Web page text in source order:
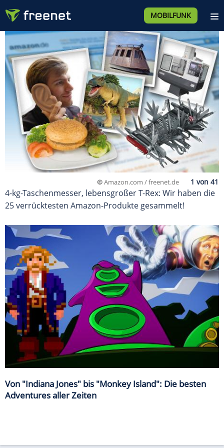
MOBILFUNK
©Amazon.com / freenet.de
4-kg-Taschenmesser, lebensgroßer T-Rex: Wir haben die
25 verrücktesten Amazon-Produkte gesammelt!
Von "Indiana Jones" bis "Monkey Island": Die besten
Adventures aller Zeiten